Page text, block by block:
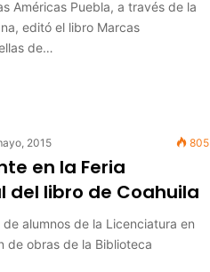
Américas Puebla, a través de la
editó el libro Marcas
de…
2015 805
en la Feria
del libro de Coahuila
alumnos de la Licenciatura en
de obras de la Biblioteca